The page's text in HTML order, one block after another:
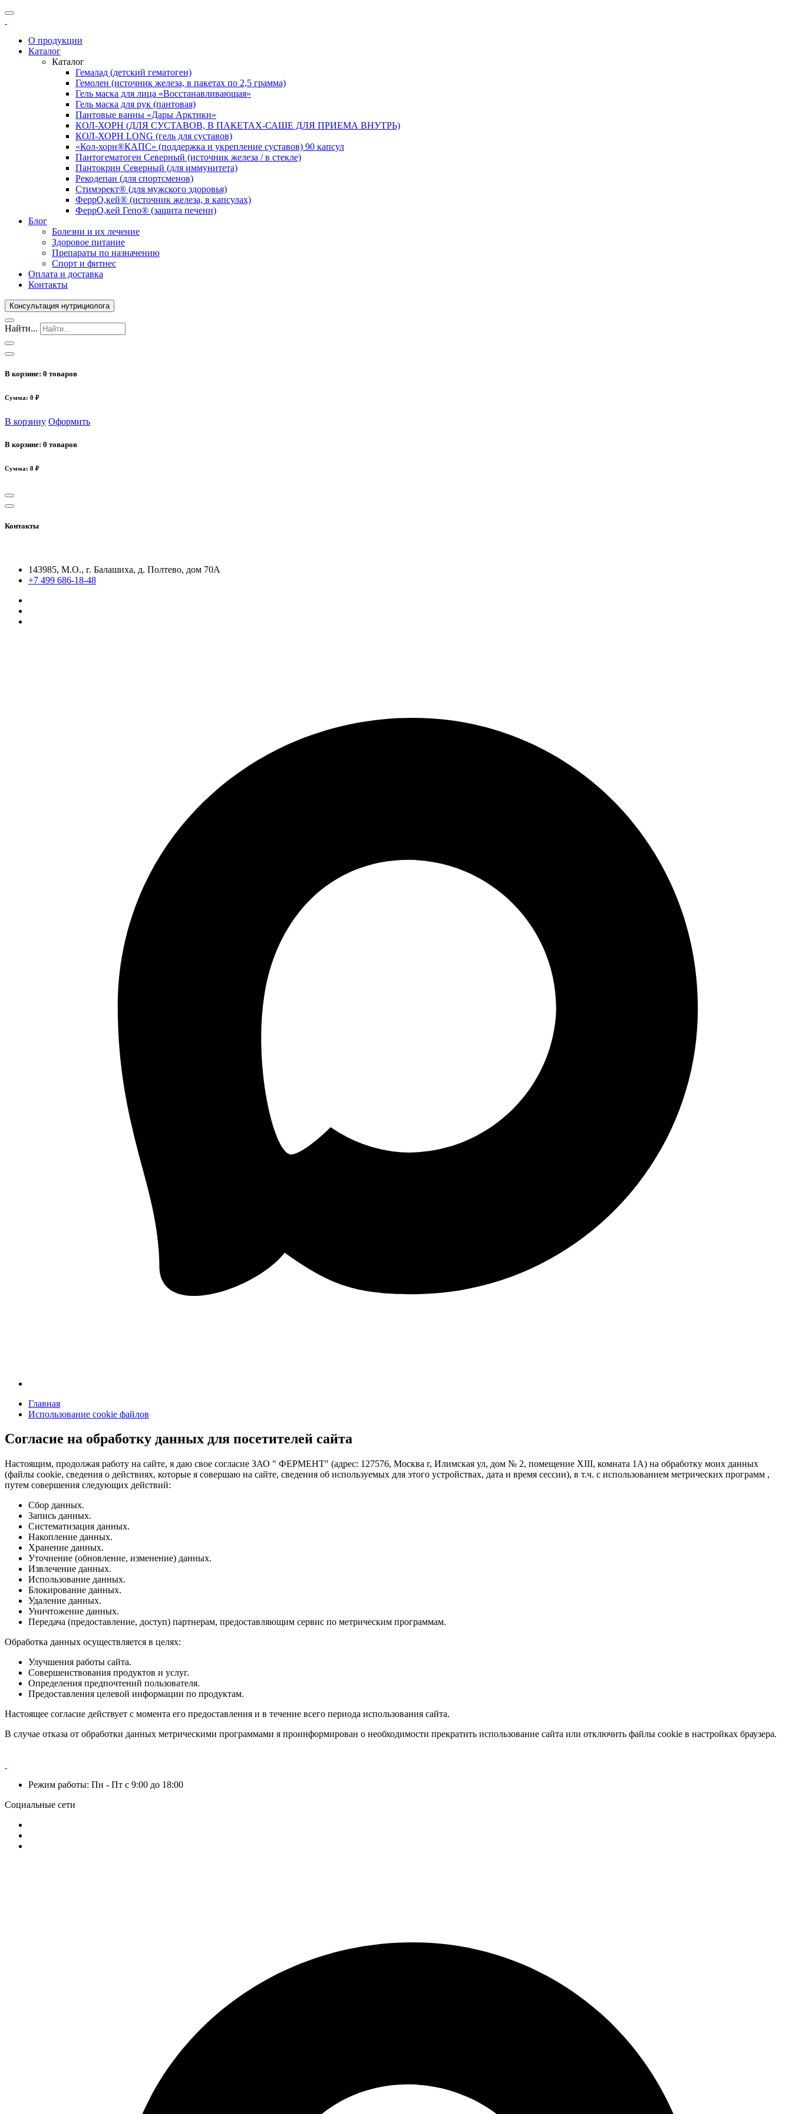
О продукции
Каталог
Каталог
Гемалад (детский гематоген)
Гемолен (источник железа, в пакетах по 2,5 грамма)
Гель маска для лица «Восстанавливающая»
Гель маска для рук (пантовая)
Пантовые ванны «Дары Арктики»
КОЛ-ХОРН (ДЛЯ СУСТАВОВ, В ПАКЕТАХ-САШЕ ДЛЯ ПРИЕМА ВНУТРЬ)
КОЛ-ХОРН LONG (гель для суставов)
«Кол-хорн®КАПС» (поддержка и укрепление суставов) 90 капсул
Пантогематоген Северный (источник железа / в стекле)
Пантокрин Северный (для иммунитета)
Рекодепан (для спортсменов)
Стимэрект® (для мужского здоровья)
ФеррО,кей® (источник железа, в капсулах)
ФеррО,кей Гепо® (защита печени)
Блог
Болезни и их лечение
Здоровое питание
Препараты по назначению
Спорт и фитнес
Оплата и доставка
Контакты
Консультация нутрициолога
Найти...
В корзине: 0 товаров
Сумма: 0 ₽
В корзину Оформить
В корзине: 0 товаров
Сумма: 0 ₽
Контакты
143985, М.О., г. Балашиха, д. Полтево, дом 70А
+7 499 686-18-48
Главная
Использование cookie файлов
Согласие на обработку данных для посетителей сайта
Настоящим, продолжая работу на сайте, я даю свое согласие ЗАО " ФЕРМЕНТ" (адрес: 127576, Москва г, Илимская ул, дом № 2, помещение ХIII, комната 1A) на обработку моих данных
(файлы cookie, сведения о действиях, которые я совершаю на сайте, сведения об используемых для этого устройствах, дата и время сессии), в т.ч. с использованием метрических программ ,
путем совершения следующих действий:
Сбор данных.
Запись данных.
Систематизация данных.
Накопление данных.
Хранение данных.
Уточнение (обновление, изменение) данных.
Извлечение данных.
Использование данных.
Блокирование данных.
Удаление данных.
Уничтожение данных.
Передача (предоставление, доступ) партнерам, предоставляющим сервис по метрическим программам.
Обработка данных осуществляется в целях:
Улучшения работы сайта.
Совершенствования продуктов и услуг.
Определения предпочтений пользователя.
Предоставления целевой информации по продуктам.
Настоящее согласие действует с момента его предоставления и в течение всего периода использования сайта.
В случае отказа от обработки данных метрическими программами я проинформирован о необходимости прекратить использование сайта или отключить файлы cookie в настройках браузера.
Режим работы: Пн - Пт с 9:00 до 18:00
Социальные сети